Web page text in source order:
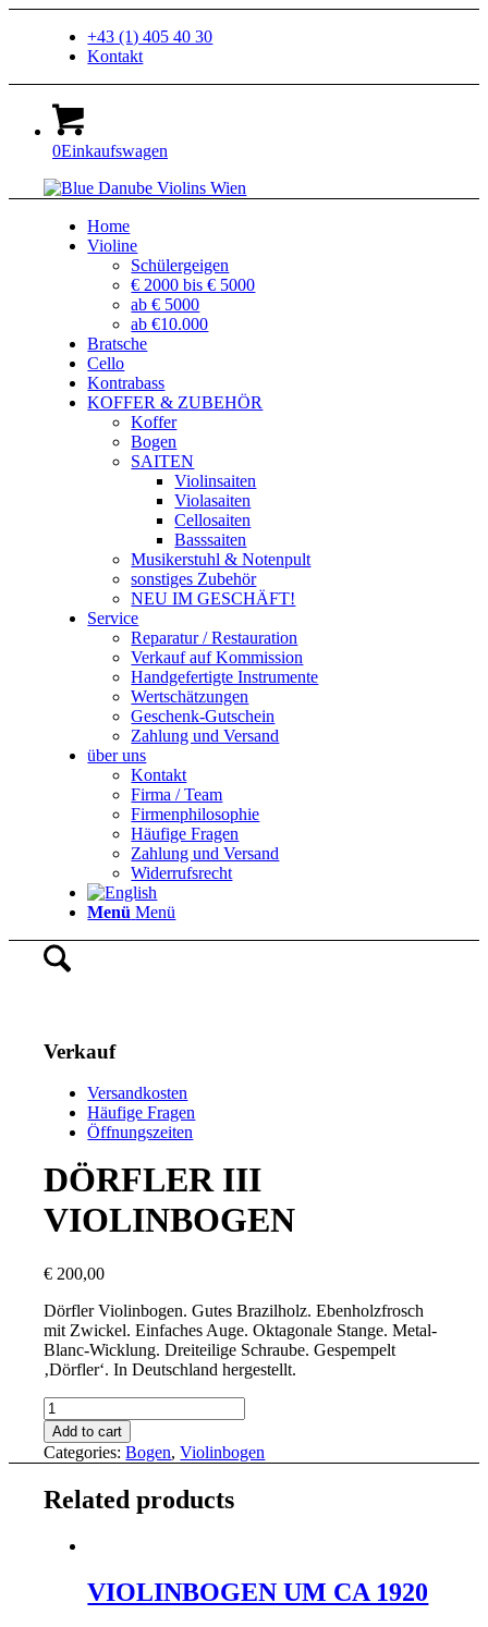
+43 (1) 405 40 30
Kontakt
0Einkaufswagen
Home
Violine
Schülergeigen
€ 2000 bis € 5000
ab € 5000
ab €10.000
Bratsche
Cello
Kontrabass
KOFFER & ZUBEHÖR
Koffer
Bogen
SAITEN
Violinsaiten
Violasaiten
Cellosaiten
Basssaiten
Musikerstuhl & Notenpult
sonstiges Zubehör
NEU IM GESCHÄFT!
Service
Reparatur / Restauration
Verkauf auf Kommission
Handgefertigte Instrumente
Wertschätzungen
Geschenk-Gutschein
Zahlung und Versand
über uns
Kontakt
Firma / Team
Firmenphilosophie
Häufige Fragen
Zahlung und Versand
Widerrufsrecht
Menü Menü
Verkauf
Versandkosten
Häufige Fragen
Öffnungszeiten
DÖRFLER III
VIOLINBOGEN
€ 200,00
Dörfler Violinbogen. Gutes Brazilholz. Ebenholzfrosch
mit Zwickel. Einfaches Auge. Oktagonale Stange. Metal-
Blanc-Wicklung. Dreiteilige Schraube. Gespempelt
‚Dörfler‘. In Deutschland hergestellt.
DÖRFLER
III
VIOLINBOGEN
quantity
Add to cart
Categories:Bogen,Violinbogen
Related products
VIOLINBOGEN UM CA 1920